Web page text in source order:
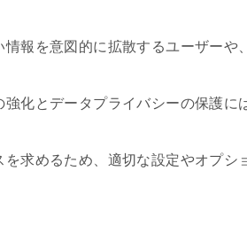
報を意図的に拡散するユーザーや
化とデータプライバシーの保護に
求めるため、適切な設定やオプシ